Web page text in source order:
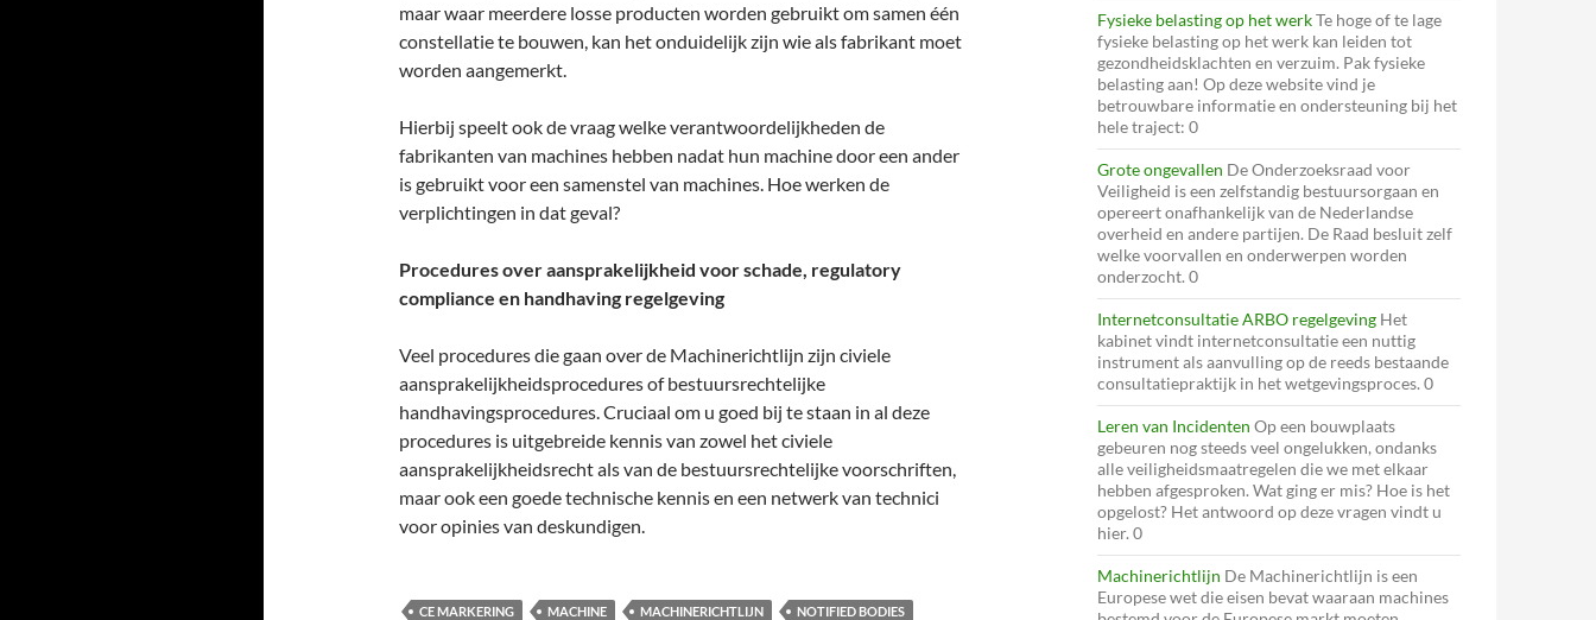
maar waar meerdere losse producten worden gebruikt om samen één
constellatie te bouwen, kan het onduidelijk zijn wie als fabrikant moet
worden aangemerkt.
Hierbij speelt ook de vraag welke verantwoordelijkheden de
fabrikanten van machines hebben nadat hun machine door een ander
is gebruikt voor een samenstel van machines. Hoe werken de
verplichtingen in dat geval?
Procedures over aansprakelijkheid voor schade, regulatory
compliance en handhaving regelgeving
Veel procedures die gaan over de Machinerichtlijn zijn civiele
aansprakelijkheidsprocedures of bestuursrechtelijke
handhavingsprocedures. Cruciaal om u goed bij te staan in al deze
procedures is uitgebreide kennis van zowel het civiele
aansprakelijkheidsrecht als van de bestuursrechtelijke voorschriften,
maar ook een goede technische kennis en een netwerk van technici
voor opinies van deskundigen.
CE MARKERING MACHINE MACHINERICHTLIJN NOTIFIED BODIES
Fysieke belasting op het werkTe hoge of te lage
fysieke belasting op het werk kan leiden tot
gezondheidsklachten en verzuim. Pak fysieke
belasting aan! Op deze website vind je
betrouwbare informatie en ondersteuning bij het
hele traject: 0
Grote ongevallen De Onderzoeksraad voor
Veiligheid is een zelfstandig bestuursorgaan en
opereert onafhankelijk van de Nederlandse
overheid en andere partijen. De Raad besluit zelf
welke voorvallen en onderwerpen worden
onderzocht. 0
Internetconsultatie ARBO regelgeving Het
kabinet vindt internetconsultatie een nuttig
instrument als aanvulling op de reeds bestaande
consultatiepraktijk in het wetgevingsproces. 0
Leren van Incidenten Op een bouwplaats
gebeuren nog steeds veel ongelukken, ondanks
alle veiligheidsmaatregelen die we met elkaar
hebben afgesproken. Wat ging er mis? Hoe is het
opgelost? Het antwoord op deze vragen vindt u
hier. 0
Machinerichtlijn De Machinerichtlijn is een
Europese wet die eisen bevat waaraan machines